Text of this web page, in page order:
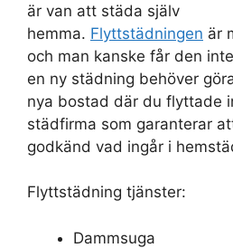
är van att städa själv
hemma. Flyttstädningen är
och man kanske får den
en ny städning behöver
nya bostad där du flyttade
städfirma som garanterar
godkänd vad ingår i
Flyttstädning tjänster:
Dammsuga